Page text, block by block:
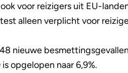
voor reizigers uit EU-
test alleen verplicht voor
nieuwe
opgelopen naar 6,9%.